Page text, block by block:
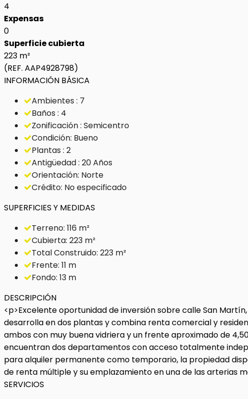
4
Expensas
0
Superficie cubierta
223 m²
(REF. AAP4928798)
INFORMACIÓN BÁSICA
Ambientes : 7
Baños : 4
Zonificación : Semicentro
Condición: Bueno
Plantas : 2
Antigüedad : 20 Años
Orientación: Norte
Crédito: No especificado
SUPERFICIES Y MEDIDAS
Terreno: 116 m²
Cubierta: 223 m²
Total Construido: 223 m²
Frente: 11 m
Fondo: 13 m
DESCRIPCIÓN
<p>Excelente oportunidad de inversión sobre calle San
desarrolla en dos plantas y combina renta comercial y
ambos con muy buena vidriera y un frente aproximado de
encuentran dos departamentos con acceso totalmente
para alquiler permanente como temporario, la propiedad
de renta múltiple y su emplazamiento en una de las arterias
SERVICIOS